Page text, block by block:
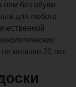
нем без обуви
для любого
меньше 20 лет.